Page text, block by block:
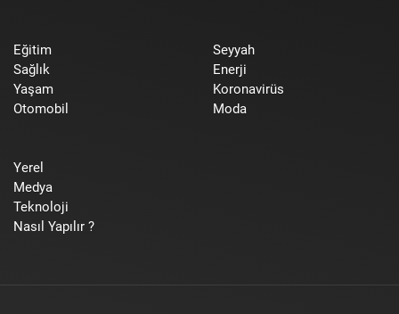
Eğitim
Sağlık
Yaşam
Otomobil
Seyyah
Enerji
Koronavirüs
Moda
Yerel
Medya
Teknoloji
Nasıl Yapılır ?